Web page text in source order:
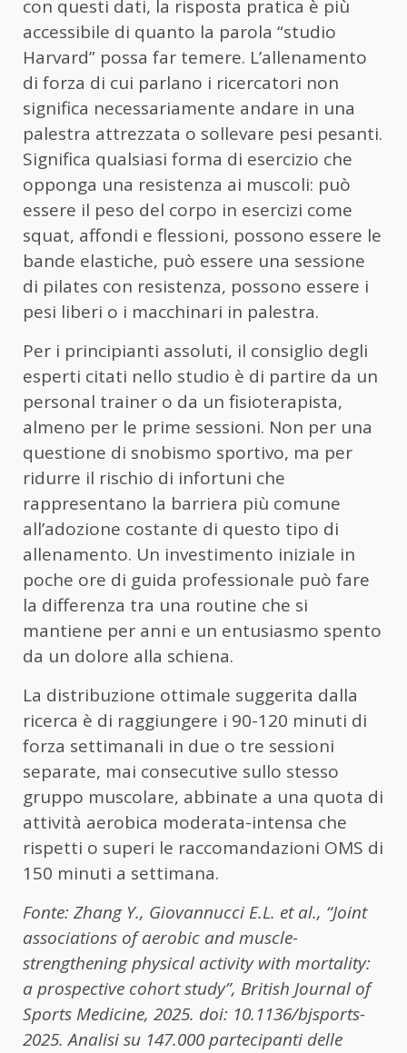
con questi dati, la risposta pratica è più
accessibile di quanto la parola “studio
Harvard” possa far temere. L’allenamento
di forza di cui parlano i ricercatori non
significa necessariamente andare in una
palestra attrezzata o sollevare pesi pesanti.
Significa qualsiasi forma di esercizio che
opponga una resistenza ai muscoli: può
essere il peso del corpo in esercizi come
squat, affondi e flessioni, possono essere le
bande elastiche, può essere una sessione
di pilates con resistenza, possono essere i
pesi liberi o i macchinari in palestra.
Per i principianti assoluti, il consiglio degli
esperti citati nello studio è di partire da un
personal trainer o da un fisioterapista,
almeno per le prime sessioni. Non per una
questione di snobismo sportivo, ma per
ridurre il rischio di infortuni che
rappresentano la barriera più comune
all’adozione costante di questo tipo di
allenamento. Un investimento iniziale in
poche ore di guida professionale può fare
la differenza tra una routine che si
mantiene per anni e un entusiasmo spento
da un dolore alla schiena.
La distribuzione ottimale suggerita dalla
ricerca è di raggiungere i 90-120 minuti di
forza settimanali in due o tre sessioni
separate, mai consecutive sullo stesso
gruppo muscolare, abbinate a una quota di
attività aerobica moderata-intensa che
rispetti o superi le raccomandazioni OMS di
150 minuti a settimana.
Fonte: Zhang Y., Giovannucci E.L. et al., “Joint
associations of aerobic and muscle-
strengthening physical activity with mortality:
a prospective cohort study”, British Journal of
Sports Medicine, 2025. doi: 10.1136/bjsports-
2025. Analisi su 147.000 partecipanti delle